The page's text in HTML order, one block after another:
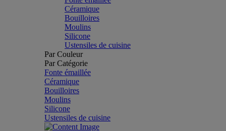
Céramique
Bouilloires
Moulins
Silicone
Ustensiles de cuisine
Par Couleur
Par Catégorie
Fonte émaillée
Céramique
Bouilloires
Moulins
Silicone
Ustensiles de cuisine